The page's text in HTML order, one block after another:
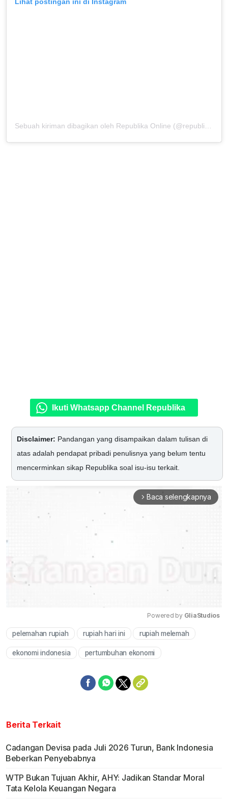
Sebuah kiriman dibagikan oleh Republika Online (@republikaonline)
Ikuti Whatsapp Channel Republika
Disclaimer: Pandangan yang disampaikan dalam tulisan di
atas adalah pendapat pribadi penulisnya yang belum tentu
mencerminkan sikap Republika soal isu-isu terkait.
arrow_forward_ios Baca selengkapnya
Mute
Powered by GliaStudios
pelemahan rupiah rupiah hari ini rupiah melemah
ekonomi indonesia pertumbuhan ekonomi
Berita Terkait
Cadangan Devisa pada Juli 2026 Turun, Bank Indonesia
Beberkan Penyebabnya
WTP Bukan Tujuan Akhir, AHY: Jadikan Standar Moral
Tata Kelola Keuangan Negara